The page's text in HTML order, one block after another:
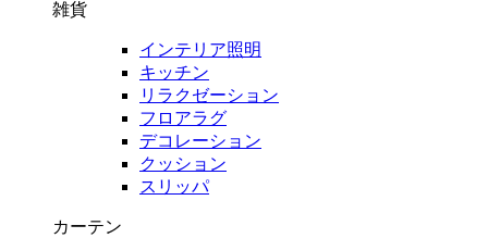
雑貨
インテリア照明
キッチン
リラクゼーション
フロアラグ
デコレーション
クッション
スリッパ
カーテン